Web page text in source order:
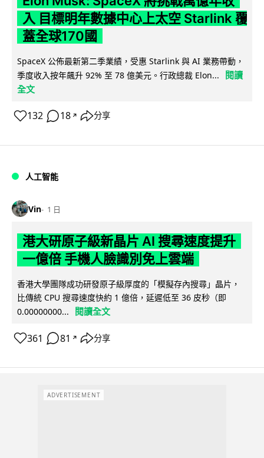
入 目標明年數據中心上太空 Starlink 覆
蓋全球170國
SpaceX 公佈最新第二季業績，受惠 Starlink 與 AI 業務帶動，
季度收入按年飆升 92% 至 78 億美元。行政總裁 Elon...
閱讀
全文
132 18 ↗ 分享
人工智能
Vin 1 日
港大研原子級新晶片 AI 搜尋速度提升
一億倍 手機人臉識別免上雲端
香港大學團隊成功研發原子級厚度的「模擬存內搜尋」晶片，
比傳統 CPU 搜尋速度快約 1 億倍，延遲低至 36 皮秒（即
0.00000000...
閱讀全文
361 81 ↗ 分享
ADVERTISEMENT